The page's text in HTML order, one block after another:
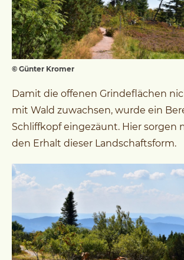
© Günter Kromer
Damit die offenen Grindeflächen
mit Wald zuwachsen, wurde ein
Schliffkopf eingezäunt. Hier sorgen
den Erhalt dieser Landschaftsform.